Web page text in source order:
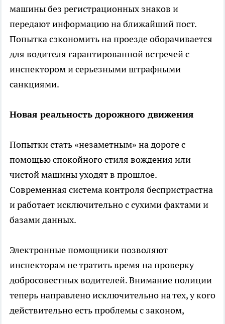
машины без регистрационных знаков и
передают информацию на ближайший пост.
Попытка сэкономить на проезде оборачивается
для водителя гарантированной встречей с
инспектором и серьезными штрафными
санкциями.
Новая реальность дорожного движения
Попытки стать «незаметным» на дороге с
помощью спокойного стиля вождения или
чистой машины уходят в прошлое.
Современная система контроля беспристрастна
и работает исключительно с сухими фактами и
базами данных.
Электронные помощники позволяют
инспекторам не тратить время на проверку
добросовестных водителей. Внимание полиции
теперь направлено исключительно на тех, у кого
действительно есть проблемы с законом,